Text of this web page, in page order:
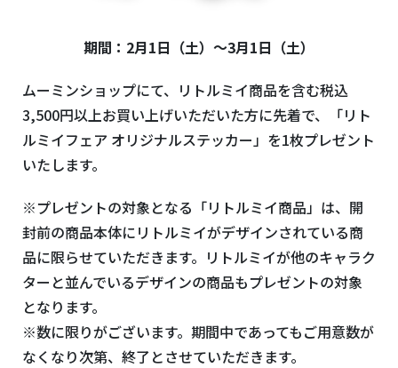
期間：2月1日（土）～3月1日（土）
ムーミンショップにて、リトルミイ商品を含む税込
3,500円以上お買い上げいただいた方に先着で、「リト
ルミイフェア オリジナルステッカー」を1枚プレゼント
いたします。
※プレゼントの対象となる「リトルミイ商品」は、開
封前の商品本体にリトルミイがデザインされている商
品に限らせていただきます。リトルミイが他のキャラク
ターと並んでいるデザインの商品もプレゼントの対象
となります。
※数に限りがございます。期間中であってもご用意数が
なくなり次第、終了とさせていただきます。